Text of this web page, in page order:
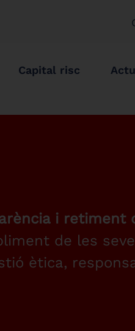
Capital risc
i retiment
de les
ètica,